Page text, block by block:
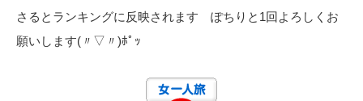
さるとランキングに反映されます ぽちりと1回よろしくお
願いします(〃▽〃)ﾎﾟｯ